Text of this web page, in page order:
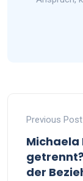
Previous Post
Michaela
der